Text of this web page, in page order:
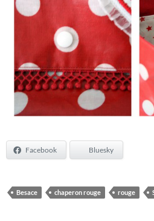
Facebook Bluesky
Besace chaperon rouge rouge